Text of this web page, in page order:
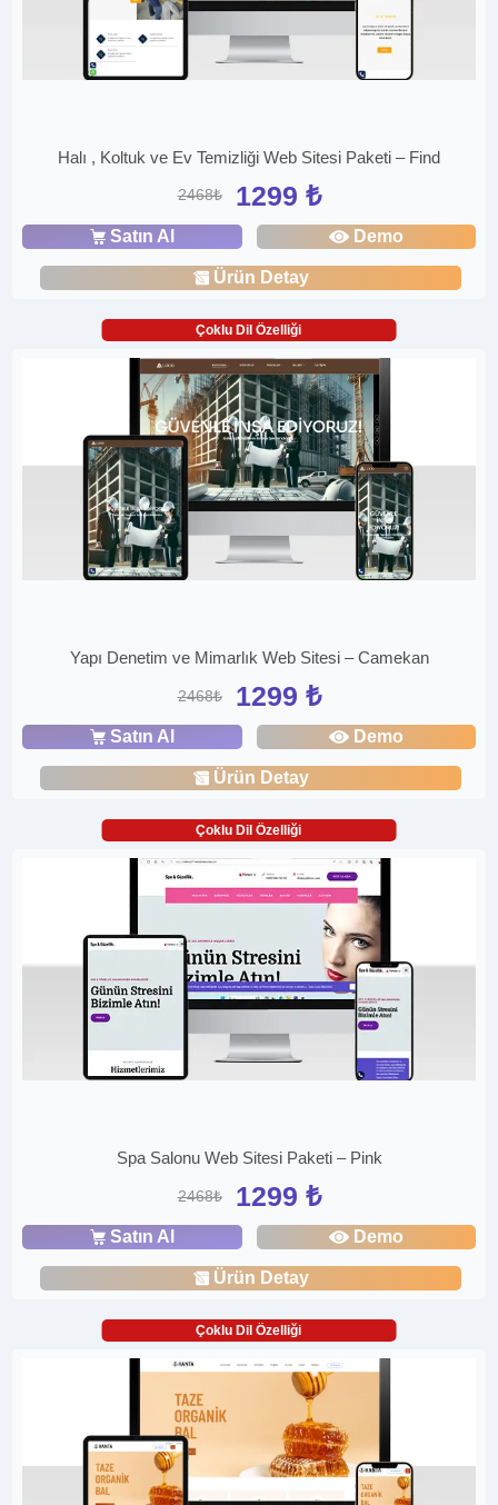
Halı , Koltuk ve Ev Temizliği Web Sitesi Paketi – Find
2468₺ 1299 ₺
Satın Al Demo
Ürün Detay
Çoklu Dil Özelliği
Yapı Denetim ve Mimarlık Web Sitesi – Camekan
2468₺ 1299 ₺
Satın Al Demo
Ürün Detay
Çoklu Dil Özelliği
Spa Salonu Web Sitesi Paketi – Pink
2468₺ 1299 ₺
Satın Al Demo
Ürün Detay
Çoklu Dil Özelliği